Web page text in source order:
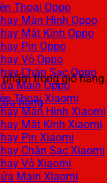
phẩm trong giỏ hàng.
hàng
Thoại Oppo
Màn Hình Oppo
Mặt Kính Oppo
Pin Oppo
Vỏ Oppo
Chân Sạc Oppo
Main Oppo
Thoại Xiaomi
Màn Hình Xiaomi
Mặt Kính Xiaomi
Pin Xiaomi
Chân Sạc Xiaomi
Vỏ Xiaomi
Main Xiaomi